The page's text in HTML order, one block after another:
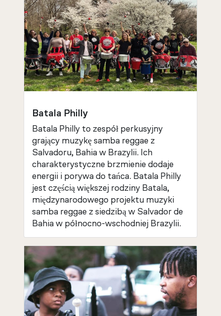
Batala Philly
Batala Philly to zespół perkusyjny
grający muzykę samba reggae z
Salvadoru, Bahia w Brazylii. Ich
charakterystyczne brzmienie dodaje
energii i porywa do tańca. Batala Philly
jest częścią większej rodziny Batala,
międzynarodowego projektu muzyki
samba reggae z siedzibą w Salvador de
Bahia w północno-wschodniej Brazylii.